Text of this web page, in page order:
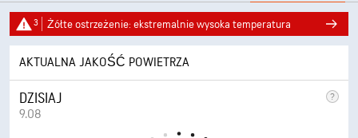
3 Żółte ostrzeżenie: ekstremalnie wysoka temperatura
AKTUALNA JAKOŚĆ POWIETRZA
DZISIAJ
9.08